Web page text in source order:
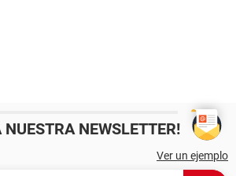
NUESTRA NEWSLETTER!
Ver un ejemplo